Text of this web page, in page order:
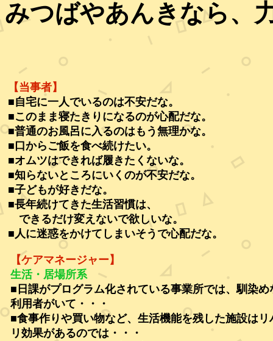
みつばやあんきなら、
【当事者】
■自宅に一人でいるのは不安だな。
■このまま寝たきりになるのが心配だな。
■普通のお風呂に入るのはもう無理かな。
■口からご飯を食べ続けたい。
■オムツはできれば履きたくないな。
■知らないところにいくのが不安だな。
■子どもが好きだな。
■長年続けてきた生活習慣は、
できるだけ変えないで欲しいな。
■人に迷惑をかけてしまいそうで心配だな。
【ケアマネージャー】
生活・居場所系
■日課がプログラム化されている事業所では、馴染め
利用者がいて・・・
■食事作りや買い物など、生活機能を残した施設はリ
リ効果があるのでは・・・